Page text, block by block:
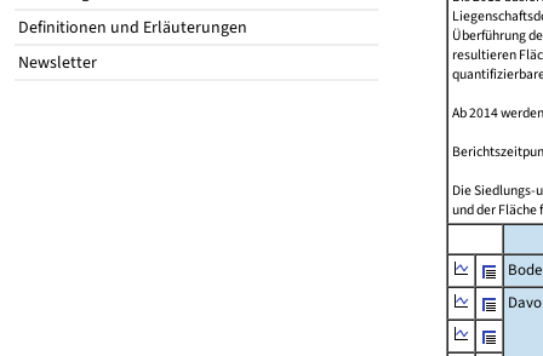
Definitionen und Erläuterungen
Newsletter
Überführung
resultieren
Ab 2014
Die Siedlungs-
und der Fläche